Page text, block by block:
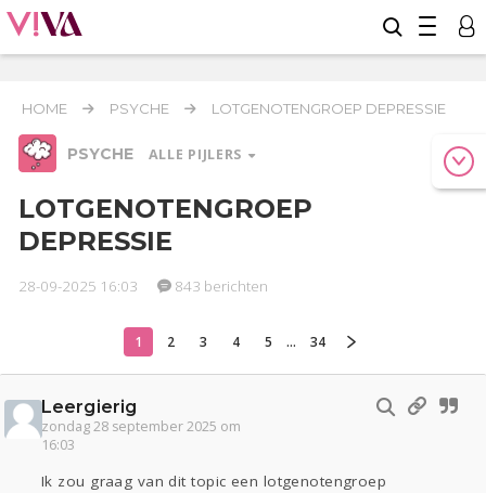
HOME PSYCHE LOTGENOTENGROEP DEPRESSIE
PSYCHE ALLE PIJLERS
Relaties Werk & Studie
Seks
Gezondheid
Coronavirus
Sport Contact Viva zoekt
LOTGENOTENGROEP
DEPRESSIE
28-09-2025 16:03 843 berichten
1 2 3 4 5 ... 34
Leergierig
zondag 28 september 2025 om
16:03
Ik zou graag van dit topic een lotgenotengroep